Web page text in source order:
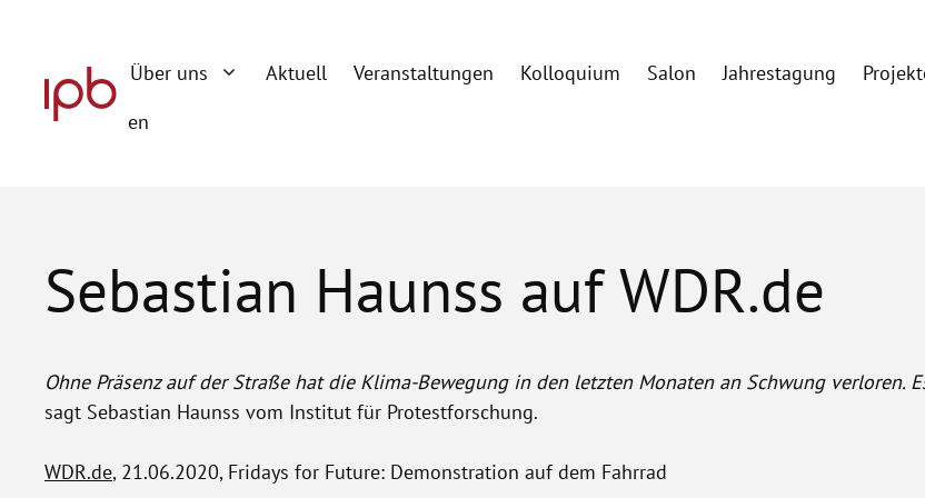
springen
Über uns Aktuell Veranstaltungen Kolloquium Salon Jahrestagung
en
Sebastian Haunss auf WDR.de
Ohne Präsenz auf der Straße hat die Klima-Bewegung in den letzten Monaten an Schwung verloren.
sagt Sebastian Haunss vom Institut für Protestforschung.
WDR.de, 21.06.2020, Fridays for Future: Demonstration auf dem Fahrrad